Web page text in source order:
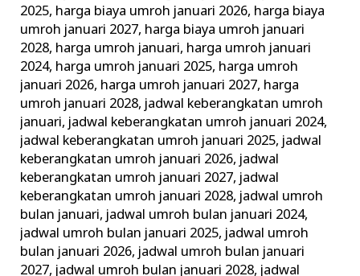
2025, harga biaya umroh januari 2026, harga biaya
umroh januari 2027, harga biaya umroh januari
2028, harga umroh januari, harga umroh januari
2024, harga umroh januari 2025, harga umroh
januari 2026, harga umroh januari 2027, harga
umroh januari 2028, jadwal keberangkatan umroh
januari, jadwal keberangkatan umroh januari 2024,
jadwal keberangkatan umroh januari 2025, jadwal
keberangkatan umroh januari 2026, jadwal
keberangkatan umroh januari 2027, jadwal
keberangkatan umroh januari 2028, jadwal umroh
bulan januari, jadwal umroh bulan januari 2024,
jadwal umroh bulan januari 2025, jadwal umroh
bulan januari 2026, jadwal umroh bulan januari
2027, jadwal umroh bulan januari 2028, jadwal